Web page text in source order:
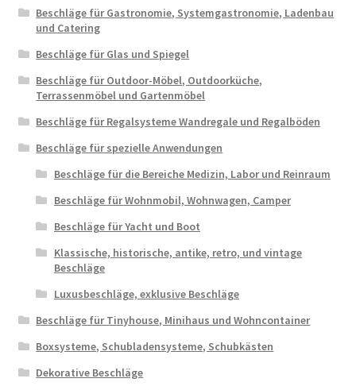
Beschläge für Gastronomie, Systemgastronomie, Ladenbau
und Catering
Beschläge für Glas und Spiegel
Beschläge für Outdoor-Möbel, Outdoorküche,
Terrassenmöbel und Gartenmöbel
Beschläge für Regalsysteme Wandregale und Regalböden
Beschläge für spezielle Anwendungen
Beschläge für die Bereiche Medizin, Labor und Reinraum
Beschläge für Wohnmobil, Wohnwagen, Camper
Beschläge für Yacht und Boot
Klassische, historische, antike, retro, und vintage
Beschläge
Luxusbeschläge, exklusive Beschläge
Beschläge für Tinyhouse, Minihaus und Wohncontainer
Boxsysteme, Schubladensysteme, Schubkästen
Dekorative Beschläge